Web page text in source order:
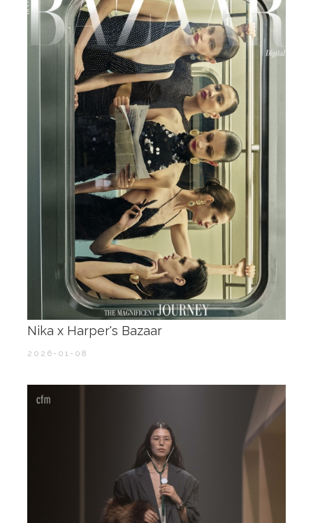
Nika x Harper's Bazaar
2026-01-08